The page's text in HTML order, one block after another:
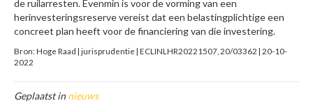
de ruilarresten. Evenmin is voor de vorming van een
herinvesteringsreserve vereist dat een belastingplichtige een
concreet plan heeft voor de financiering van die investering.
Bron: Hoge Raad | jurisprudentie | ECLINLHR20221507, 20/03362 | 20-10-
2022
Geplaatst innieuws